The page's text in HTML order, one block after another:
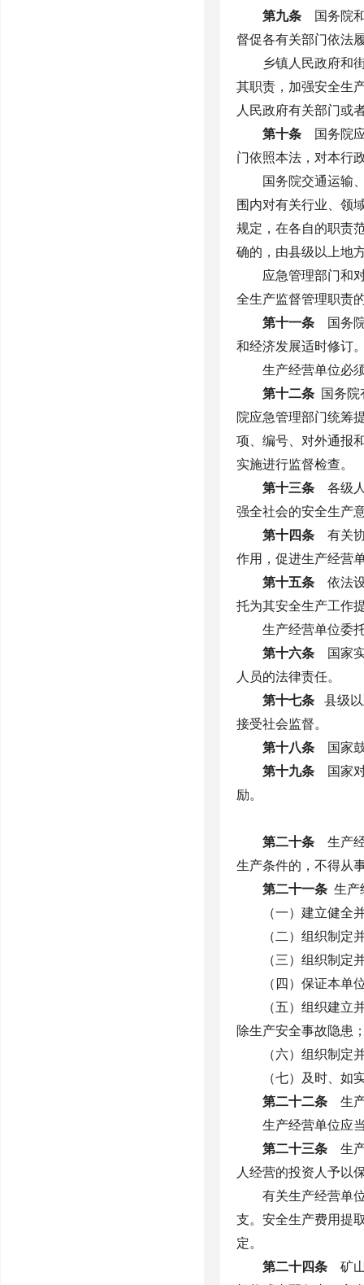
第九条 国务院
督促各有关部门依法
乡镇人民政府和
其职责，加强安全生
人民政府有关部门或
第十条 国务院
门依照本法，对本行
国务院交通运输
围内对有关行业、领
规定，在各自的职责
确的，由县级以上地
应急管理部门和
全生产监督管理职责
第十一条 国务院
和经济发展适时修订
生产经营单位必
第十二条 国务院
院应急管理部门统筹
项、编号、对外通报
实施进行监督检查。
第十三条 各级人
强全社会的安全生产
第十四条 有关协
作用，促进生产经营
第十五条 依法设
托为其安全生产工作
生产经营单位委
第十六条 国家实
人员的法律责任。
第十七条 县级以
接受社会监督。
第十八条 国家鼓
第十九条 国家对
励。
第二十条 生产经
生产条件的，不得从
第二十一条 生产
（一）建立健全
（二）组织制定
（三）组织制定
（四）保证本单
（五）组织建立
除生产安全事故隐患
（六）组织制定
（七）及时、如
第二十二条 生产
生产经营单位应
第二十三条 生产
人经营的投资人予以
有关生产经营单
支。安全生产费用提
定。
第二十四条 矿山